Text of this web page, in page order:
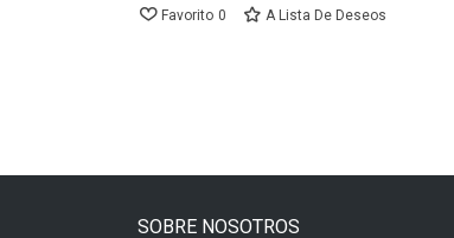
Favorito 0 A Lista De Deseos
SOBRE NOSOTROS